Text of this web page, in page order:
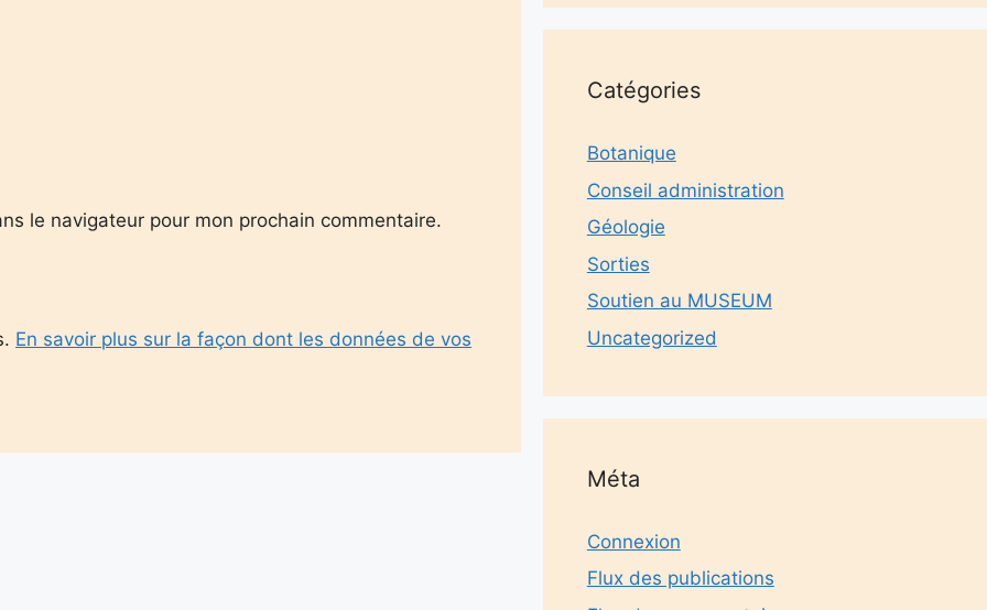
le navigateur pour mon prochain commentaire.
En savoir plus sur la façon dont les données de vos
Catégories
Botanique
Conseil administration
Géologie
Sorties
Soutien au MUSEUM
Uncategorized
Méta
Connexion
Flux des publications